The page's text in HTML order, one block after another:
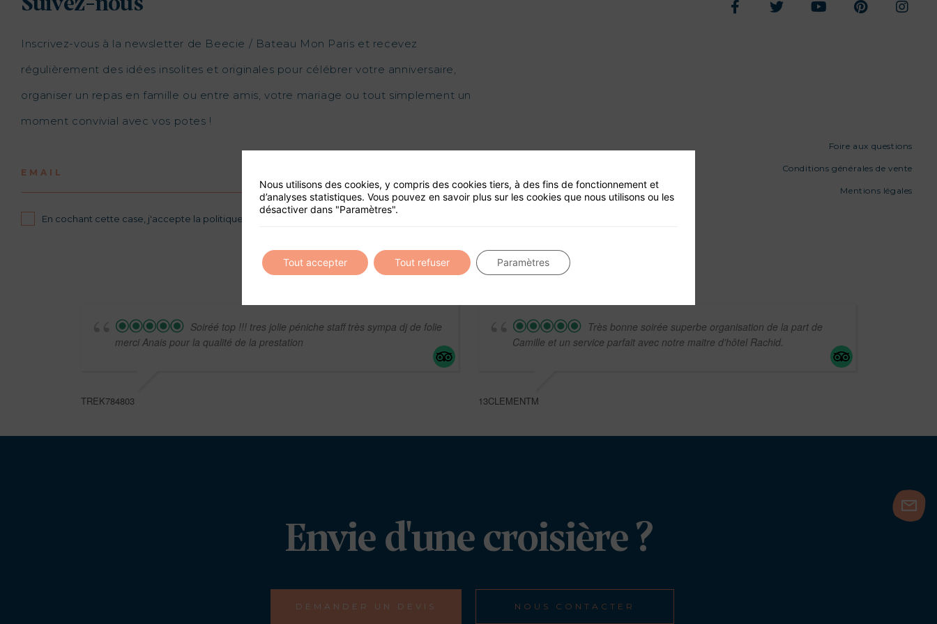
Inscrivez-vous à la newsletter de Beecie / Bateau Mon Paris et recevez
régulièrement des idées insolites et originales pour célébrer votre anniversaire,
organiser un repas en famille ou entre amis, votre mariage ou tout simplement un
moment convivial avec vos potes !
EMAIL
En cochant cette case, j'accepte la politique de confidentialité de ce site
Foire aux questions
Conditions générales de vente
Mentions légales
Soiréé top !!! tres jolie péniche staff très sympa dj de folie
merci Anais pour la qualité de la prestation
TREK784803
Très bonne soirée superbe organisation de la part de
Camille et un service parfait avec notre maitre d'hôtel Rachid.
13CLEMENTM
Envie d'une croisière ?
DEMANDER UN DEVIS NOUS CONTACTER
Nous utilisons des cookies, y compris des cookies tiers, à des fins de fonctionnement et
d’analyses statistiques. Vous pouvez en savoir plus sur les cookies que nous utilisons ou les
désactiver dans "Paramètres".
Tout accepter Tout refuser Paramètres